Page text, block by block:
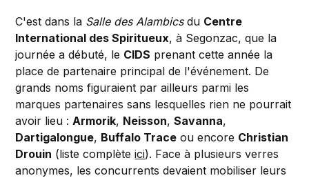
C'est dans la Salle des Alambicsdu Centre
International des Spiritueux, à Segonzac, que la
journée a débuté, le CIDS prenant cette année la
place de partenaire principal de l'événement. De
grands noms figuraient par ailleurs parmi les
marques partenaires sans lesquelles rien ne pourrait
avoir lieu : Armorik, Neisson,Savanna,
Dartigalongue, Buffalo Trace ou encore Christian
Drouin (liste complèteici). Face à plusieurs verres
anonymes, les concurrents devaient mobiliser leurs